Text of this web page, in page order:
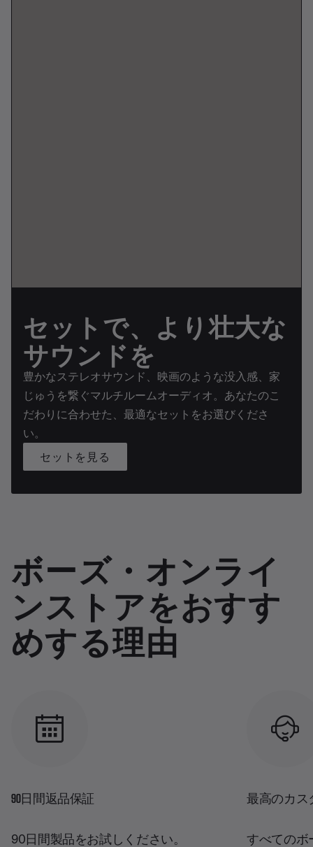
セットで、より壮大な
サウンドを
豊かなステレオサウンド、映画のような没入感、家
じゅうを繋ぐマルチルームオーディオ。あなたのこ
だわりに合わせた、最適なセットをお選びくださ
い。
セットを見る
ボーズ・オンライ
ンストアをおすす
めする理由
90日間返品保証
90日間製品をお試しください。
最高のカス
すべてのボ